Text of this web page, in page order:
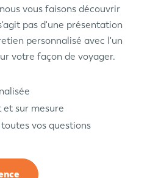
vous faisons découvrir
pas d'une présentation
personnalisé avec l'un
votre façon de voyager.
sur mesure
vos questions